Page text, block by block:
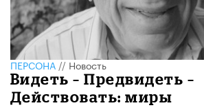
ПЕРСОНА//Новость
​Видеть – Предвидеть –
Действовать: миры